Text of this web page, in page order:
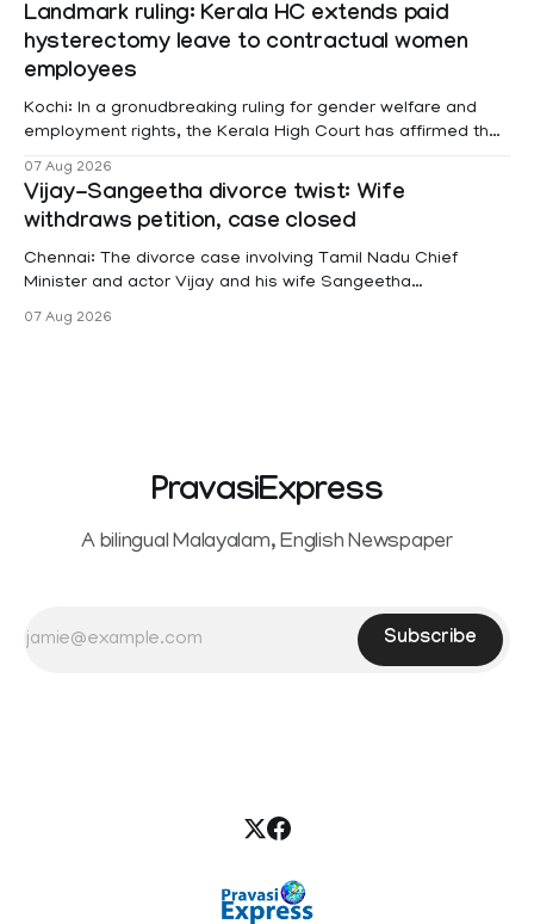
Landmark ruling: Kerala HC extends paid
hysterectomy leave to contractual women
employees
Kochi: In a gronudbreaking ruling for gender welfare and
employment rights, the Kerala High Court has affirmed that
projects are eligible for paid medical leave following
hysterectomy surgery under the Kerala Service Rules
(KSR). The court noted that since essential benefits like
maternity
07 Aug 2026
Vijay-Sangeetha divorce twist: Wife
withdraws petition, case closed
Chennai: The divorce case involving Tamil Nadu Chief
Minister and actor Vijay and his wife Sangeetha
Sowrnalingam has taken a new turn after Sangeetha
07 Aug 2026
PravasiExpress
A bilingual Malayalam, English Newspaper
Subscribe